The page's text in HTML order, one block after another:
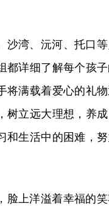
沙湾、沅河、托口
都详细了解每个孩
将满载着爱心的礼
树立远大理想，养
和生活中的困难，
上洋溢着幸福的笑